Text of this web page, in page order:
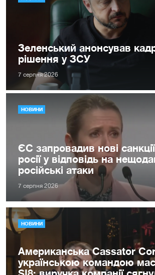
Зеленський анонсував
рішення у ЗСУ
7 серпня 2026
НОВИНИ
ЄС запровадив нові
росії у відповідь на
російські атаки
7 серпня 2026
НОВИНИ
Американська Cassator
українською командою